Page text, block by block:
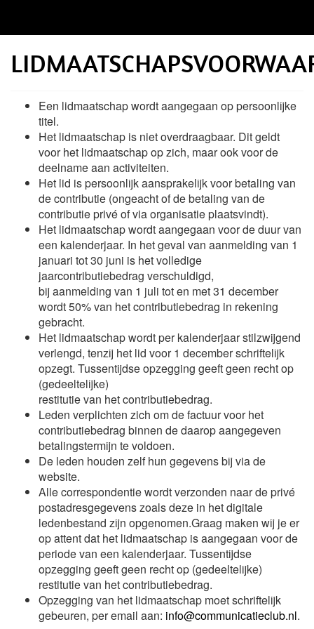
Een lidmaatschap wordt aangegaan op persoonlijke
titel.
Het lidmaatschap is niet overdraagbaar. Dit geldt
voor het lidmaatschap op zich, maar ook voor de
deelname aan activiteiten.
Het lid is persoonlijk aansprakelijk voor betaling van
de contributie (ongeacht of de betaling van de
contributie privé of via organisatie plaatsvindt).
Het lidmaatschap wordt aangegaan voor de duur van
een kalenderjaar. In het geval van aanmelding van 1
januari tot 30 juni is het volledige
jaarcontributiebedrag verschuldigd,
bij aanmelding van 1 juli tot en met 31 december
wordt 50% van het contributiebedrag in rekening
gebracht.
Het lidmaatschap wordt per kalenderjaar stilzwijgend
verlengd, tenzij het lid voor 1 december schriftelijk
opzegt. Tussentijdse opzegging geeft geen recht op
(gedeeltelijke)
restitutie van het contributiebedrag.
Leden verplichten zich om de factuur voor het
contributiebedrag binnen de daarop aangegeven
betalingstermijn te voldoen.
De leden houden zelf hun gegevens bij via de
website.
Alle correspondentie wordt verzonden naar de privé
postadresgegevens zoals deze in het digitale
ledenbestand zijn opgenomen.Graag maken wij je er
op attent dat het lidmaatschap is aangegaan voor de
periode van een kalenderjaar. Tussentijdse
opzegging geeft geen recht op (gedeeltelijke)
restitutie van het contributiebedrag.
Opzegging van het lidmaatschap moet schriftelijk
gebeuren, per email aan: info@communicatieclub.nl.